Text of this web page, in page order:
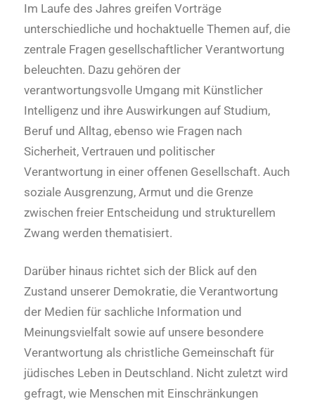
Im Laufe des Jahres greifen Vorträge
unterschiedliche und hochaktuelle Themen auf, die
zentrale Fragen gesellschaftlicher Verantwortung
beleuchten. Dazu gehören der
verantwortungsvolle Umgang mit Künstlicher
Intelligenz und ihre Auswirkungen auf Studium,
Beruf und Alltag, ebenso wie Fragen nach
Sicherheit, Vertrauen und politischer
Verantwortung in einer offenen Gesellschaft. Auch
soziale Ausgrenzung, Armut und die Grenze
zwischen freier Entscheidung und strukturellem
Zwang werden thematisiert.
Darüber hinaus richtet sich der Blick auf den
Zustand unserer Demokratie, die Verantwortung
der Medien für sachliche Information und
Meinungsvielfalt sowie auf unsere besondere
Verantwortung als christliche Gemeinschaft für
jüdisches Leben in Deutschland. Nicht zuletzt wird
gefragt, wie Menschen mit Einschränkungen